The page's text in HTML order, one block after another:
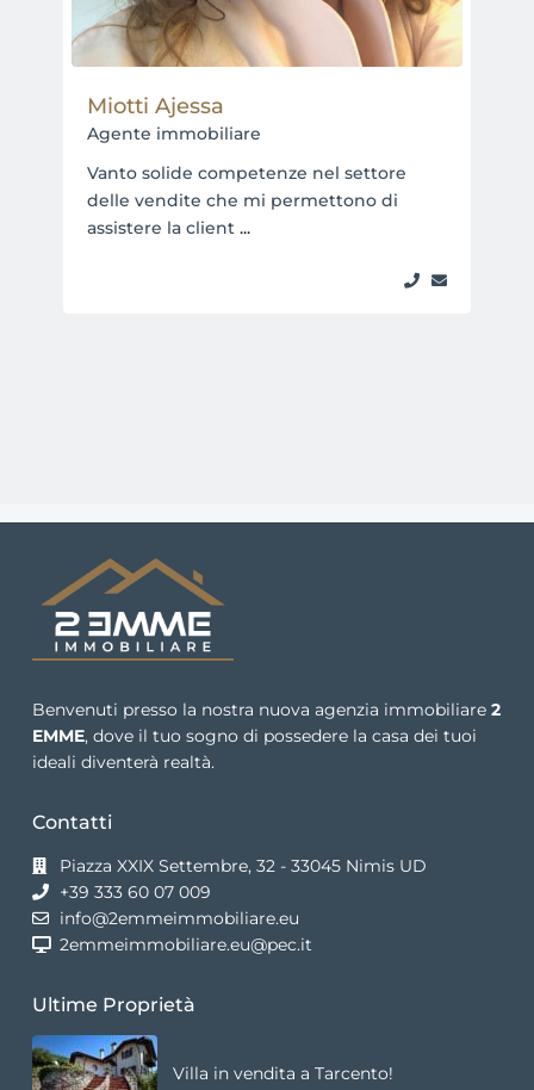
Miotti Ajessa
Agente immobiliare
Vanto solide competenze nel settore
delle vendite che mi permettono di
assistere la client ...
Benvenuti presso la nostra nuova agenzia immobiliare 2
EMME, dove il tuo sogno di possedere la casa dei tuoi
ideali diventerà realtà.
Contatti
Piazza XXIX Settembre, 32 - 33045 Nimis UD
+39 333 60 07 009
info@2emmeimmobiliare.eu
2emmeimmobiliare.eu@pec.it
Ultime Proprietà
Villa in vendita a Tarcento!